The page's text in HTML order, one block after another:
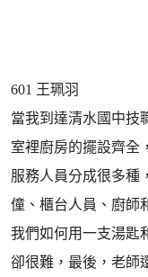
601 王珮羽
當我到達清水國中技
室裡廚房的擺設齊全
服務人員分成很多種
僮、櫃台人員、廚
我們如何用一支湯匙
卻很難，最後，老師